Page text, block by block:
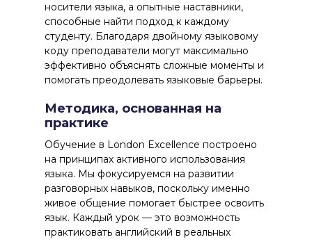
носители языка, а опытные наставники,
способные найти подход к каждому
студенту. Благодаря двойному языковому
коду преподаватели могут максимально
эффективно объяснять сложные моменты и
помогать преодолевать языковые барьеры.
Методика, основанная на
практике
Обучение в London Excellence построено
на принципах активного использования
языка. Мы фокусируемся на развитии
разговорных навыков, поскольку именно
живое общение помогает быстрее освоить
язык. Каждый урок — это возможность
практиковать английский в реальных